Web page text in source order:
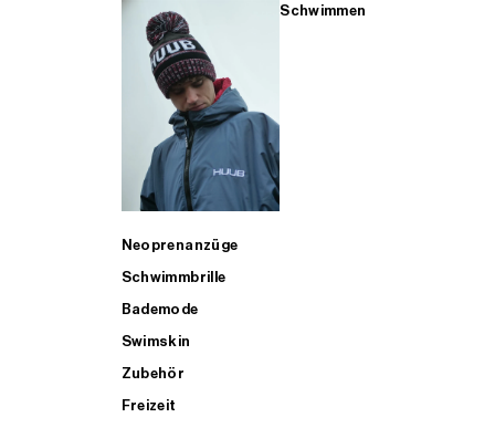
Schwimmen
Neoprenanzüge
Schwimmbrille
Bademode
Swimskin
Zubehör
Freizeit